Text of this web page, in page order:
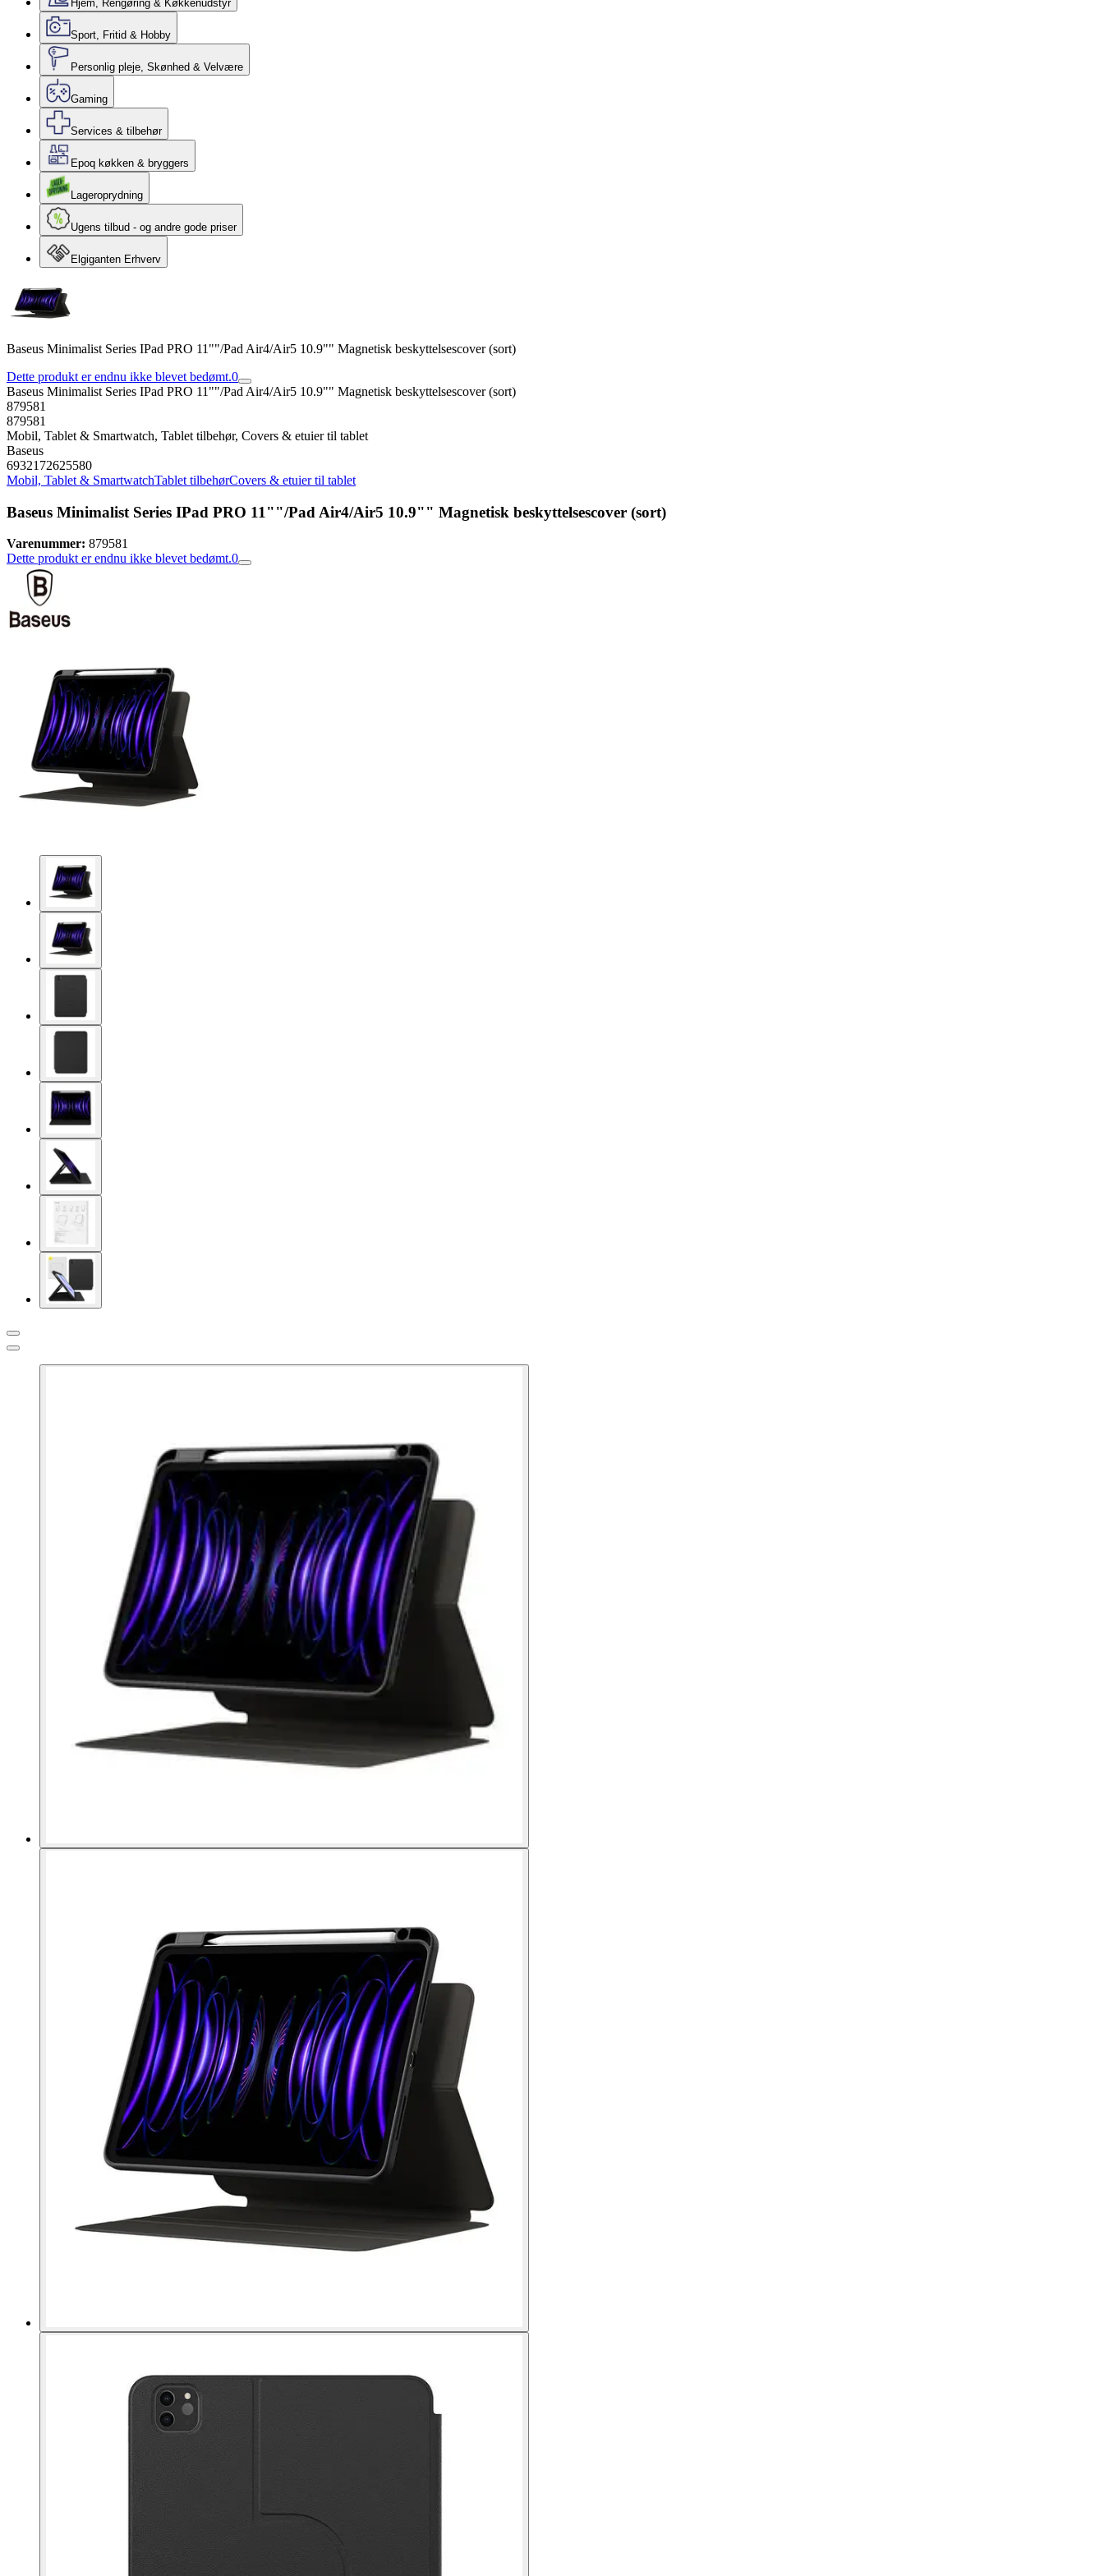
Hjem, Rengøring & Køkkenudstyr
Sport, Fritid & Hobby
Personlig pleje, Skønhed & Velvære
Gaming
Services & tilbehør
Epoq køkken & bryggers
Lageroprydning
Ugens tilbud - og andre gode priser
Elgiganten Erhverv
Baseus Minimalist Series IPad PRO 11""/Pad Air4/Air5 10.9"" Magnetisk beskyttelsescover (sort)
Dette produkt er endnu ikke blevet bedømt.0
Baseus Minimalist Series IPad PRO 11""/Pad Air4/Air5 10.9"" Magnetisk beskyttelsescover (sort)
879581
879581
Mobil, Tablet & Smartwatch, Tablet tilbehør, Covers & etuier til tablet
Baseus
6932172625580
Mobil, Tablet & SmartwatchTablet tilbehørCovers & etuier til tablet
Baseus Minimalist Series IPad PRO 11""/Pad Air4/Air5 10.9"" Magnetisk beskyttelsescover (sort)
Varenummer: 879581
Dette produkt er endnu ikke blevet bedømt.0